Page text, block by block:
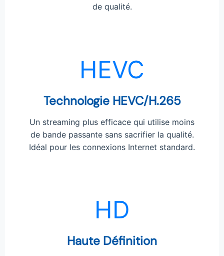
de qualité.
HEVC
Technologie HEVC/H.265
Un streaming plus efficace qui utilise moins
de bande passante sans sacrifier la qualité.
Idéal pour les connexions Internet standard.
HD
Haute Définition